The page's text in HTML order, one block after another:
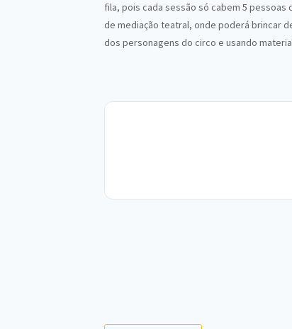
fila, pois cada sessão só cabem 5
de mediação teatral, onde poderá brincar
dos personagens do circo e usando